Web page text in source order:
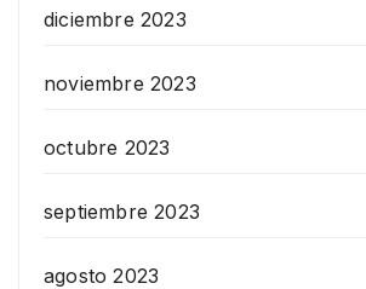
diciembre 2023
noviembre 2023
octubre 2023
septiembre 2023
agosto 2023